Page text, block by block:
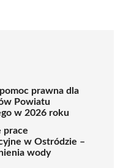
prawna dla
Powiatu
w 2026 roku
prace
w Ostródzie –
wody